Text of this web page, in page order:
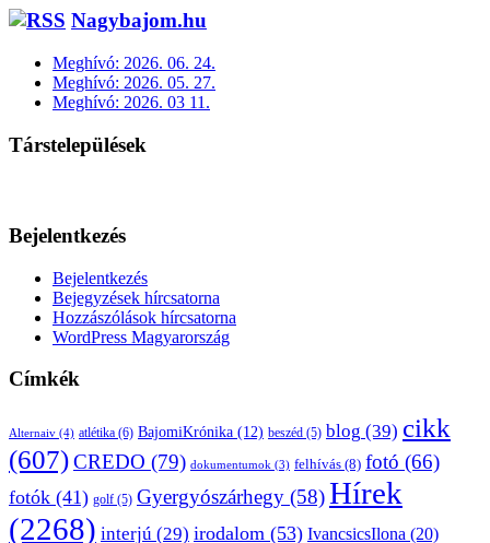
Nagybajom.hu
Meghívó: 2026. 06. 24.
Meghívó: 2026. 05. 27.
Meghívó: 2026. 03 11.
Társtelepülések
Bejelentkezés
Bejelentkezés
Bejegyzések hírcsatorna
Hozzászólások hírcsatorna
WordPress Magyarország
Címkék
Alternaiv (4) atlétika (6) BajomiKrónika (12) beszéd (5) blog (39) cikk
(607)CREDO (79) dokumentumok (3) felhívás (8) fotó (66)
fotók (41) golf (5) Gyergyószárhegy (58)Hírek
(2268) interjú (29) irodalom (53) IvancsicsIlona (20)